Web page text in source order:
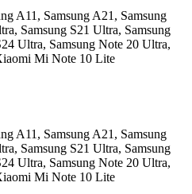
A11 , Samsung A21 , Samsung
, Samsung S21 Ultra, Samsung
Ultra, Samsung Note 20 Ultra,
Mi Note 10 Lite
A11 , Samsung A21 , Samsung
, Samsung S21 Ultra, Samsung
Ultra, Samsung Note 20 Ultra,
Mi Note 10 Lite